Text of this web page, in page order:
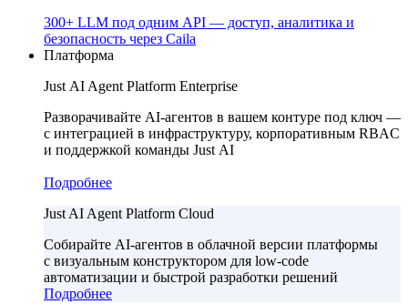
300+ LLM под одним API — доступ, аналитика и
безопасность через Caila
Платформа
Just AI Agent Platform Enterprise
Разворачивайте AI-агентов в вашем контуре под ключ —
с интеграцией в инфраструктуру, корпоративным RBAC
и поддержкой команды Just AI
Подробнее
Just AI Agent Platform Cloud
Собирайте AI-агентов в облачной версии платформы
с визуальным конструктором для low-code
автоматизации и быстрой разработки решений
Подробнее